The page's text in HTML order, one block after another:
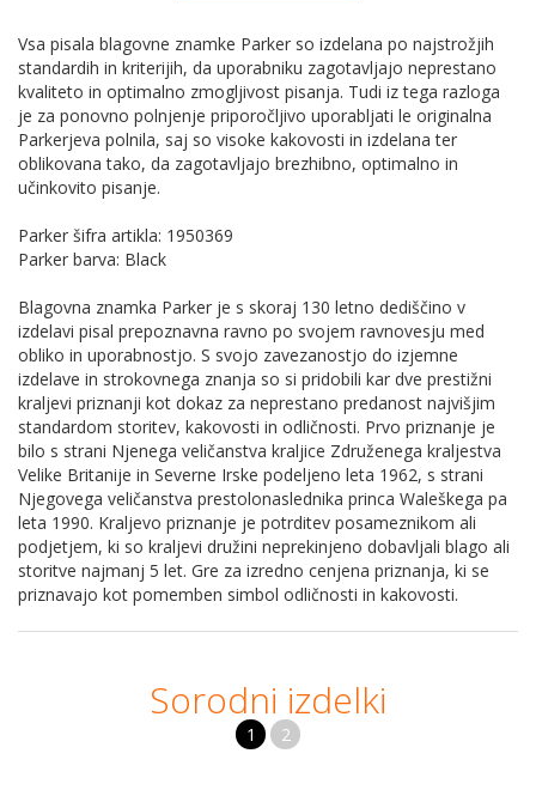
Vsa pisala blagovne znamke Parker so izdelana po najstrožjih
standardih in kriterijih, da uporabniku zagotavljajo neprestano
kvaliteto in optimalno zmogljivost pisanja. Tudi iz tega razloga
je za ponovno polnjenje priporočljivo uporabljati le originalna
Parkerjeva polnila, saj so visoke kakovosti in izdelana ter
oblikovana tako, da zagotavljajo brezhibno, optimalno in
učinkovito pisanje.
Parker šifra artikla: 1950369
Parker barva: Black
Blagovna znamka Parker je s skoraj 130 letno dediščino v
izdelavi pisal prepoznavna ravno po svojem ravnovesju med
obliko in uporabnostjo. S svojo zavezanostjo do izjemne
izdelave in strokovnega znanja so si pridobili kar dve prestižni
kraljevi priznanji kot dokaz za neprestano predanost najvišjim
standardom storitev, kakovosti in odličnosti. Prvo priznanje je
bilo s strani Njenega veličanstva kraljice Združenega kraljestva
Velike Britanije in Severne Irske podeljeno leta 1962, s strani
Njegovega veličanstva prestolonaslednika princa Waleškega pa
leta 1990. Kraljevo priznanje je potrditev posameznikom ali
podjetjem, ki so kraljevi družini neprekinjeno dobavljali blago ali
storitve najmanj 5 let. Gre za izredno cenjena priznanja, ki se
priznavajo kot pomemben simbol odličnosti in kakovosti.
Sorodni izdelki
1 2